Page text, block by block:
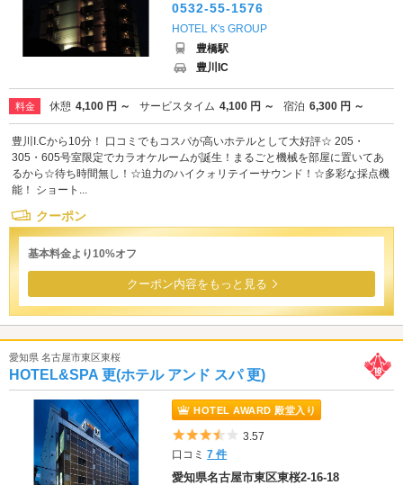
0532-55-1576
HOTEL K's GROUP
豊橋駅
豊川IC
料金 休憩 4,100 円 ～ サービスタイム 4,100 円 ～ 宿泊 6,300 円 ～
豊川I.Cから10分！ 口コミでもコスパが高いホテルとして大好評☆ 205・
305・605号室限定でカラオケルームが誕生！まるごと機械を部屋に置いてあ
るから☆待ち時間無し！☆迫力のハイクォリテイーサウンド！☆多彩な採点機
能！ ショート...
クーポン
基本料金より10%オフ
クーポン内容をもっと見る
愛知県 名古屋市東区東桜
HOTEL&SPA 更(ホテル アンド スパ 更)
HOTEL AWARD 殿堂入り
5つ星のうち3.5
3.57
口コミ7 件
愛知県名古屋市東区東桜2-16-18